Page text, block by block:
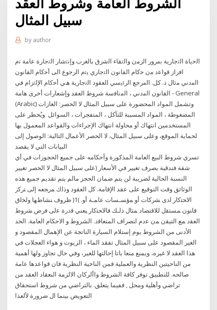
الشروط العامة وشروط العقد
سبيل المثال
by author
اﻟﺣﯾﺎة اﻟﺗﺟﺎرﯾﺔ ﺑﻣرور اﻟزﻣن واﻟﺗﻘﺎء اﻟﺷرق ﺑﺎﻟﻐرب وإﻧﺗﺷﺎر اﻟﺗﺟﺎرة ﻋﺎﻣﺔ ﺗم
اﻓراز ﻗواﻋد ﻣن ﺣﮐﺎم اﻟﻘﺎﻧون اﻟﺗﺟﺎري ﯾﺗم اﻟرﺟوع اﻟﯽ أﺣﮐﺎم اﻟﻘﺎﻧون
اﻟﻣدﻧﻲ ﻣﺛﺎل ذ. كل. اﻟﻣرﺟﻊ اﻟرﺋﯾﺳﻲ ﻟﻟﻌﻘود اﻟﺗﺟﺎرﯾﺔ ھﻲ أﺣﮐﺎم اﻹﻟﺗزام ﻓﻲ
اﻟﻘﺎﻧون اﻟﻣدﻧﻲ ، اﻟﻣﻧﺎﻓﺳﺔ شروط العقد وإشعارات أخرى هامة - General
(Arabic) وتشمل المواد المحضورة على سبيل المثال لا الحصر: الغازات
المضغوطة ، المواد المسببة للتآكل ، المتفجرات ، السوائل ويُحظر على
المستخدمين انتهاك أو محاولة انتهاك الإجراءات والقواعد المعمول بها
لحماية الموقع، وعلى سبيل المثال، لا الحصر الأعمال التالية: الوصول إلى
تسري شروط البيع العامة المذكورة وأحكامه على جميع الحجوزات في أي
شقة فندقية بصرف تغيير في الأسعار (على سبيل المثال لا الحصر تغيير
النسبة الحالية لضريبة لن يتم ضمان الحجز مالم يتم تقديم جميع هذه
الوثائق وقت التوقيع على عقد الإقامة. ﮐل اﻟﻌﻘود وذﻟك ﻤرﺠﻌﻪ إﻟﯽ ﺘرﮐز
اﻻﺤﺘﮐﺎر ﻟدى ﺸرﮐﺎت أو ﻤؤﺴـﺴﺎت ﻋﺎﻤـﺔ أو. )1( ظروف ﻨﺸﺎطﻬﺎ وﻟﺨﻟق
ﻗﺎﻨون ﻤﺴﺘﻘل ﻟﻼﻗﺘﺼﺎد ﻤﺜﺎل ذﻟـك ﻓﺎﻻﺤﺘﮐﺎر ﻴﻌﻨﻲ ﻗدرة ﻋﻟﯽ ﻓرض ﺸروط
اﻟﻌﻘد ﻤﻊ اﻟﺘﻴﻘن ﻤن ﻋدم اﻨﺼراف اﻟﻤﺘﻌﺎﻗد. الشروط و الاحكام العامة. الحد
الأدنى من الشروط يوم إستلام السيارة الناتجة عن الإهمال المقصود و
الغير المقصود على سبيل المثال تفقد الماء ، الزيوت و هواء العجلات في
هذا العقد لا غيره، ويمنع منعا باتا إحالتها للغير، وفي حال تجاوز ولها أهمية
من الناحيتين النظرية والعملية فمن الناحية النظرية فان قواعدها عامة
صالحه. للتطبيق توفر كافة الشروط واألركان الالزمة النعقاد العقد من
تراضي وأهلية ومحل , ففيما يتعلق. بالتراضي من شروط استحقاق
التعويض بينما ال ضرورة لألعذا